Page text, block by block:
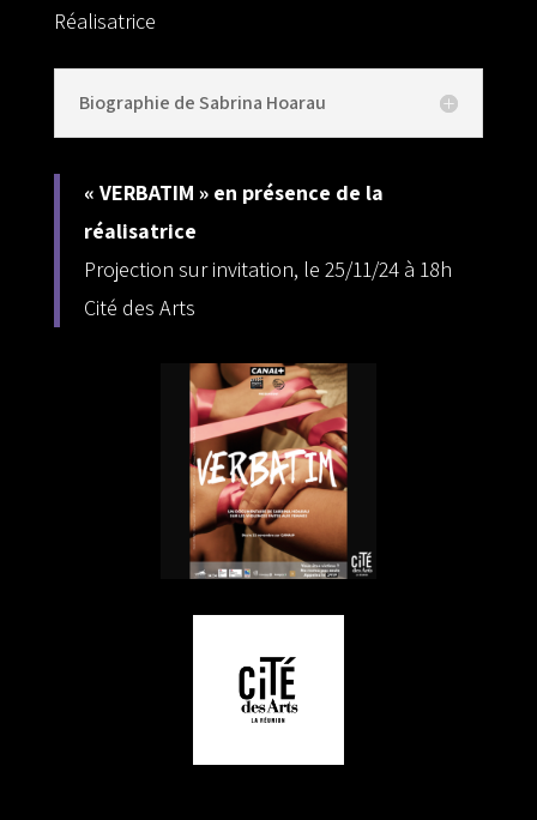
Réalisatrice
Biographie de Sabrina Hoarau
« VERBATIM » en présence de la
réalisatrice
Projection sur invitation, le 25/11/24 à 18h
Cité des Arts